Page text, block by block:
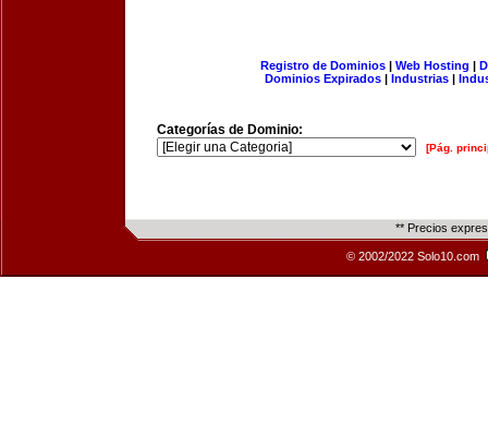
Registro de Dominios| Web Hosting |
Dominios Expirados | Industrias |
Categorías de Dominio:
[Pág.
** Precios
© 2002/2022 Solo10.com